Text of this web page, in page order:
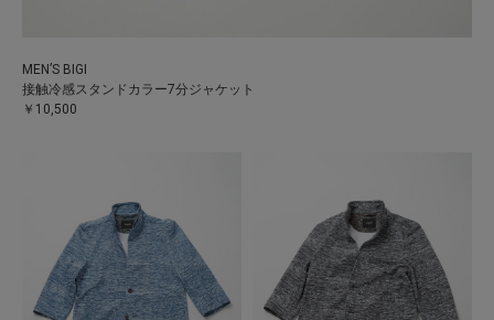
MEN’S BIGI
接触冷感スタンドカラー7分ジャケット
￥10,500